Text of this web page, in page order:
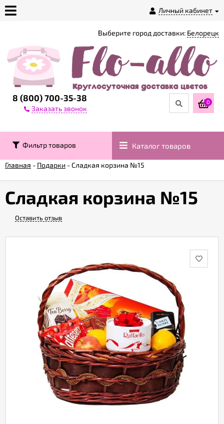
Личный кабинет
магазине
Доставка
Контакты
Гарантии
Публичная
8 (800) 700-35-38
Заказать звонок
Выберите город доставки: Белорецк
0
Фильтр товаров Каталог товаров
Главная - Подарки -Сладкая корзина №15
Сладкая корзина №15
Оставить отзыв